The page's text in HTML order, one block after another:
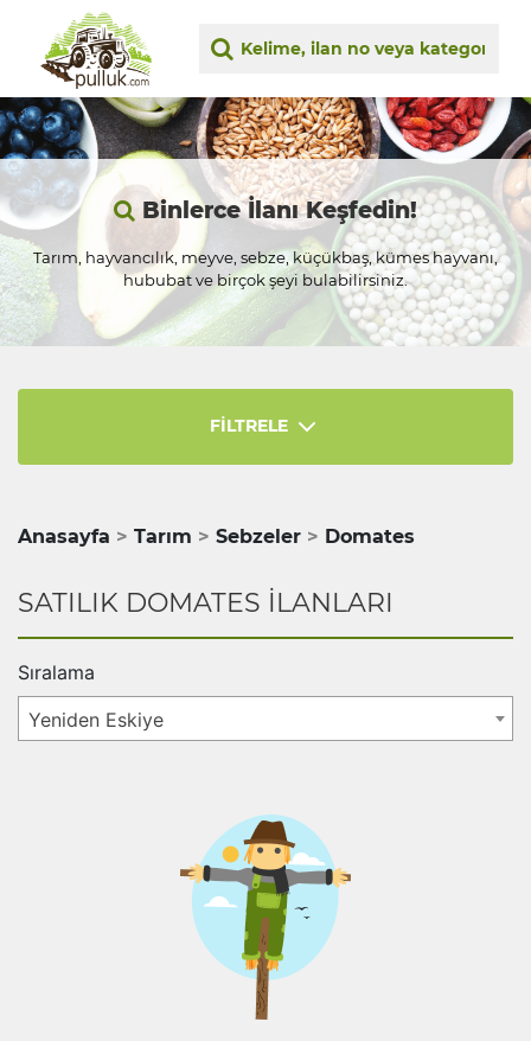
Binlerce İlanı Keşfedin!
Tarım, hayvancılık, meyve, sebze, küçükbaş, kümes hayvanı,
hububat ve birçok şeyi bulabilirsiniz.
FİLTRELE
Anasayfa Tarım Sebzeler Domates
SATILIK DOMATES İLANLARI
Sıralama
Yeniden Eskiye